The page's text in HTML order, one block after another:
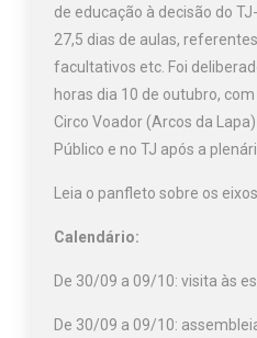
de educação à decisão do
27,5 dias de aulas,
facultativos etc. Foi
horas dia 10 de outubro,
Circo Voador (Arcos da
Público e no TJ após a
Leia o panfleto sobre os
Calendário:
De 30/09 a 09/10: visita às
De 30/09 a 09/10: